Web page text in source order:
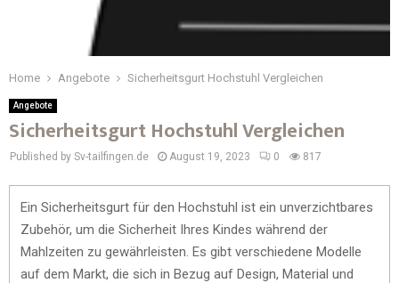
Home Angebote Sicherheitsgurt Hochstuhl Vergleichen
Angebote
Sicherheitsgurt Hochstuhl Vergleichen
Published by Sv-tailfingen.de August 19, 2023 0 817
Ein Sicherheitsgurt für den Hochstuhl ist ein unverzichtbares
Zubehör, um die Sicherheit Ihres Kindes während der
Mahlzeiten zu gewährleisten. Es gibt verschiedene Modelle
auf dem Markt, die sich in Bezug auf Design, Material und